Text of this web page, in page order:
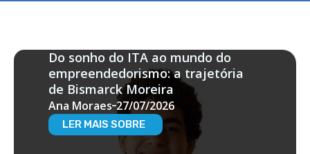
Do sonho do ITA ao mundo do
empreendedorismo: a trajetória
de Bismarck Moreira
Ana Moraes 27/07/2026
LER MAIS SOBRE